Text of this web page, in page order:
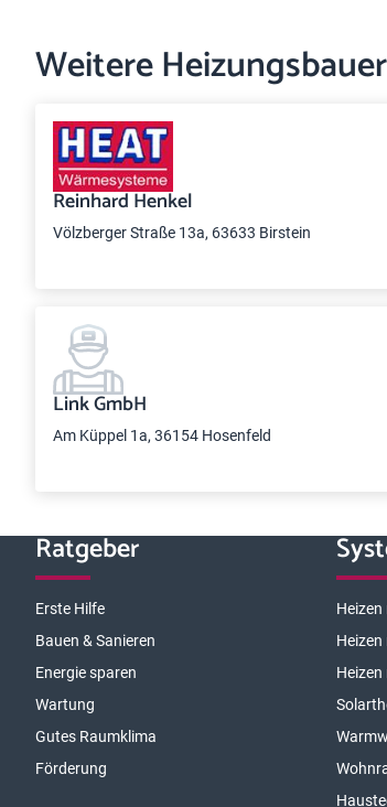
Weitere
Reinhard Henkel
Völzberger Straße 13a, 63633 Birstein
Link GmbH
Am Küppel 1a, 36154 Hosenfeld
Ratgeber
Erste Hilfe
Bauen & Sanieren
Energie sparen
Wartung
Gutes Raumklima
Förderung
Heizen